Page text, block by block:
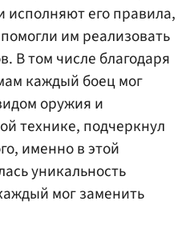
исполняют его правила,
им реализовать
В том числе благодаря
каждый боец мог
оружия и
технике, подчеркнул
именно в этой
уникальность
мог заменить